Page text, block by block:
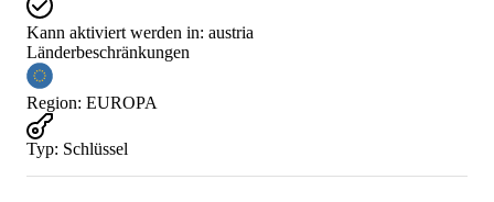
Kann aktiviert werden in: austria
Länderbeschränkungen
Region: EUROPA
Typ: Schlüssel